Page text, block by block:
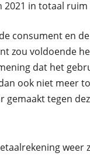
in totaal
consument en
zou voldoende
dat het
ook niet meer
gemaakt tegen
weer